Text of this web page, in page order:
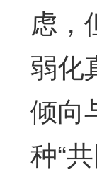
虑，
弱化
倾向
种“